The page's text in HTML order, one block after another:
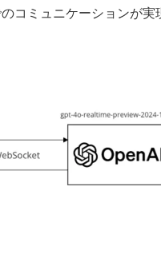
コミュニケーションが実